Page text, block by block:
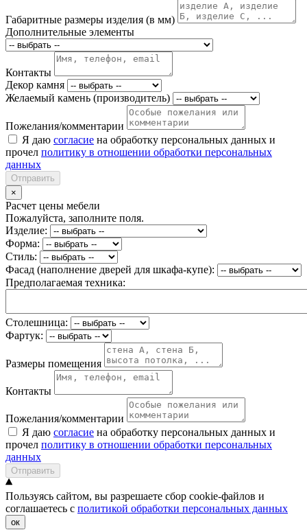
Габаритные размеры изделия (в мм)
Дополнительные элементы
Контакты
Декор камня
Желаемый камень (производитель)
Пожелания/комментарии
Я даю согласие на обработку персональных данных и
прочел политику в отношении обработки персональных
данных
Отправить
×
Расчет цены мебели
Пожалуйста, заполните поля.
Изделие:
Форма:
Стиль:
Фасад (наполнение дверей для шкафа-купе):
Предполагаемая техника:
Столешница:
Фартук:
Размеры помещения
Контакты
Пожелания/комментарии
Я даю согласие на обработку персональных данных и
прочел политику в отношении обработки персональных
данных
Отправить
Пользуясь сайтом, вы разрешаете сбор cookie-файлов и
соглашаетесь с политикой обработки персональных данных
ок